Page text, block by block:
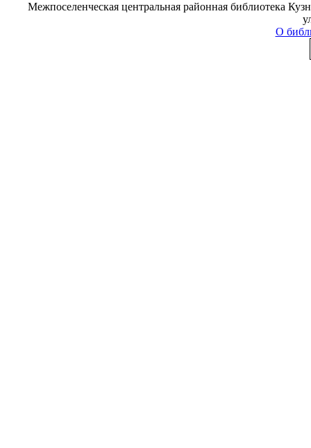
Межпоселенческая центральная районная библиотека
О